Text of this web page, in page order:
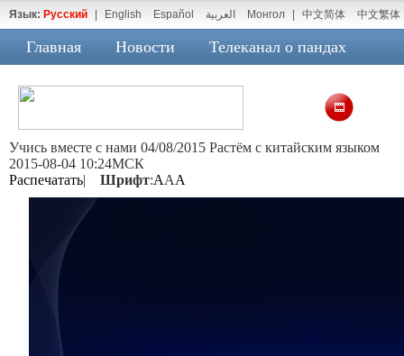
Язык: Русский English Español العربية Монгол 中文简体 中文繁体
Главная Новости Телеканал о пандах
Учись вместе с нами 04/08/2015 Растём с китайским языком
2015-08-04 10:24МСК
Распечатать| Шрифт:AAA